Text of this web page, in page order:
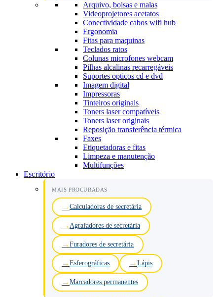
Arquivo, bolsas e malas
Videoprojetores acetatos
Conectividade cabos wifi hub
Ergonomia
Fitas para maquinas
Teclados ratos
Colunas microfones webcam
Pilhas alcalinas recarregáveis
Suportes opticos cd e dvd
Imagem digital
Impressoras
Tinteiros originais
Toners laser compatíveis
Toners laser originais
Reposição transferência térmica
Faxes
Etiquetadoras e fitas
Limpeza e manutenção
Multifunções
Escritório
MAIS PROCURADAS
Calculadoras de secretária
Agrafadores de secretária
Furadores de secretária
Esferográficas Lápis
Marcadores permanentes